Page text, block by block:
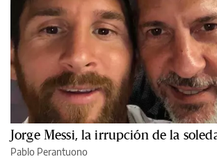
Jorge Messi, la irrupción de la
Pablo Perantuono